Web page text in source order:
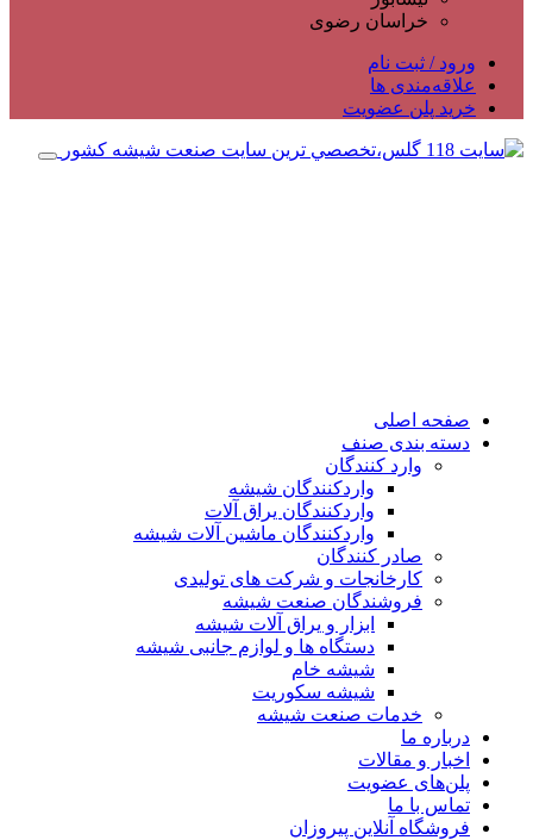
خراسان رضوی
ورود / ثبت نام
علاقه‌مندی ها
خرید پلن عضویت
صفحه اصلی
دسته بندی صنف
وارد کنندگان
واردکنندگان شیشه
واردکنندگان یراق آلات
واردکنندگان ماشین آلات شیشه
صادر کنندگان
کارخانجات و شرکت های تولیدی
فروشندگان صنعت شیشه
ابزار و یراق آلات شیشه
دستگاه ها و لوازم جانبی شیشه
شیشه خام
شیشه سکوریت
خدمات صنعت شیشه
درباره ما
اخبار و مقالات
پلن‌های عضویت
تماس با ما
فروشگاه آنلاین پیروزان